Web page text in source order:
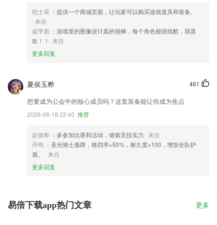
嵇士霭 ：提供一个商城页面，让玩家可以购买游戏道具和装备。
来自
戚亨彪 ：游戏里的图像设计真的很棒，每个角色都很炫酷，我喜
欢！！
来自
更多回复
461
夏侯玉桦
想要成为公会中的核心成员吗？这套装备能让你成为焦点
2026-06-18 22:40 推荐
赵健桦 ：多参加比赛和活动，锻炼竞技实力 来自
丹鸣 ：圣光骑士盾牌，格挡率+50%，耐久度+100，增加全队护
盾。
来自
更多回复
易倍下载app热门文章 更多